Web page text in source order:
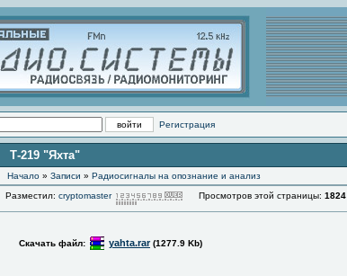
Регистрация
Т-219 "Яхта"
Начало » Записи » Радиоcигналы на опознание и анализ
Разместил: cryptomaster Просмотров этой страницы: 1824
Скачать файл: yahta.rar (1277.9 Kb)